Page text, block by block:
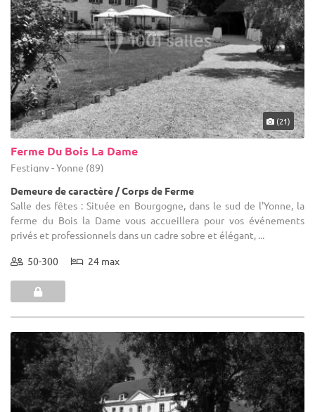
(21)
Ferme Du Bois La Dame
Festigny - Yonne (89)
Demeure de caractère / Corps de Ferme
Salle des fêtes : Située en Bourgogne, dans le sud de l'Yonne, la
ferme du Bois la Dame vous accueillera pour vos événements
privés et professionnels dans un cadre sobre et élégant, ...
50-300 24 max